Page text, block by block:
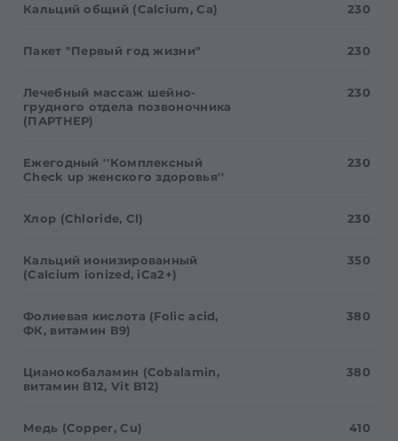
Кальций общий (Calcium, Ca) 230
Пакет "Первый год жизни" 230
Лечебный массаж шейно-
грудного отдела позвоночника
(ПАРТНЕР)
230
Ежегодный ''Комплексный
Check up женского здоровья''
230
Хлор (Chloride, Cl) 230
Кальций ионизированный
(Calcium ionized, іCa2+)
350
Фолиевая кислота (Folic acid,
ФК, витамин В9)
380
Цианокобаламин (Cobalamin,
витамин В12, Vit B12)
380
Медь (Copper, Cu) 410